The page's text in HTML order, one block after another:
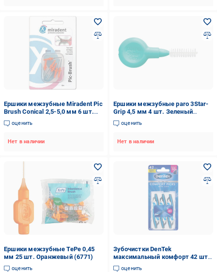
Ершики межзубные Miradent Pic
Brush Conical 2,5-5,0 мм 6 шт.
Оранжевый (1963)
оценить
Нет в наличии
Ершики межзубные paro 3Star-
Grip 4,5 мм 4 шт. Зеленый
(1966)
оценить
Нет в наличии
Ершики межзубные TePe 0,45
мм 25 шт. Оранжевый (6771)
оценить
Зубочистки DenTek
максимальный комфорт 42 шт.
(4345)
оценить